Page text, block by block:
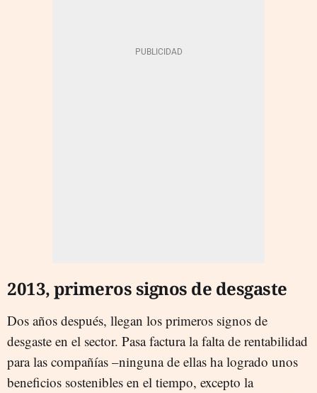
2013, primeros signos de desgaste
Dos años después, llegan los primeros signos de
desgaste en el sector. Pasa factura la falta de rentabilidad
para las compañías –ninguna de ellas ha logrado unos
beneficios sostenibles en el tiempo, excepto la